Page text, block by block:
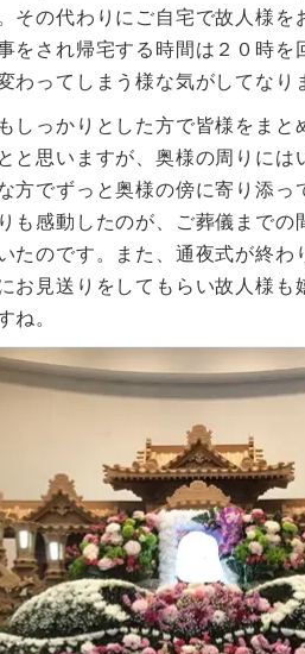
その代わりにご自宅で故人様
をされ帰宅する時間は２０時
わってしまう様な気がしてなり
しっかりとした方で皆様をま
と思いますが、奥様の周りに
方でずっと奥様の傍に寄り添
も感動したのが、ご葬儀まで
たのです。また、通夜式が終
お見送りをしてもらい故人様
ね。